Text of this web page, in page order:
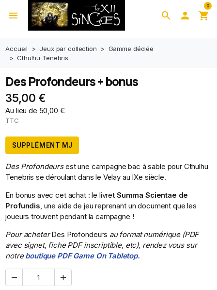
search
menu  shopping_cart
0
Accueil Jeux par collection
Gamme dédiée
Cthulhu Tenebris
Des Profondeurs + bonus
35,00 €
Au lieu de 50,00 €
TTC
SUPPLÉMENT MJ
Des Profondeursest une campagne bac à sable pour Cthulhu
Tenebris se déroulant dans le Velay au IXe siècle.
En bonus avec cet achat : le livret Summa Scientae de
Profundis, une aide de jeu reprenant un document que les
joueurs trouvent pendant la campagne !
Pour acheterDes Profondeurs au format numérique (PDF
avec signet, fiche PDF inscriptible, etc), rendez vous sur
notreboutique PDF Game On Tabletop.
 